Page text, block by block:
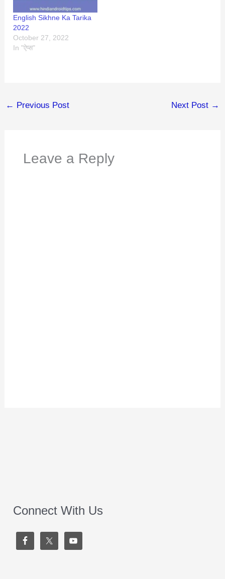
English Sikhne Ka Tarika
2022
October 27, 2022
In "ऐप्स"
← Previous Post Next Post →
Leave a Reply
Connect With Us